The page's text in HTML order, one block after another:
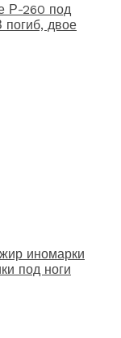
Р-260 под
погиб, двое
иномарки
под ноги